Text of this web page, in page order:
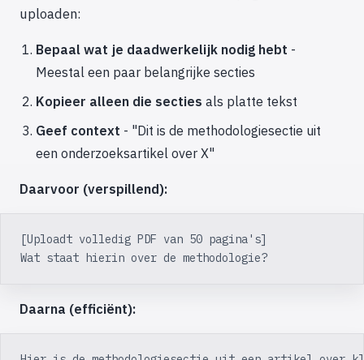
uploaden:
Bepaal wat je daadwerkelijk nodig hebt -
Meestal een paar belangrijke secties
Kopieer alleen die secties als platte tekst
Geef context - "Dit is de methodologiesectie uit
een onderzoeksartikel over X"
Daarvoor (verspillend):
[Uploadt volledig PDF van 50 pagina's]
Wat staat hierin over de methodologie?
Daarna (efficiënt):